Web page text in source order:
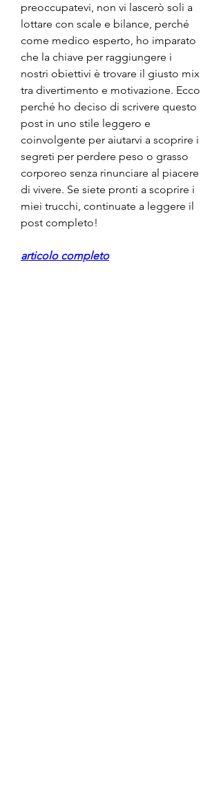
preoccupatevi, non vi lascerò soli a
lottare con scale e bilance, perché
come medico esperto, ho imparato
che la chiave per raggiungere i
nostri obiettivi è trovare il giusto mix
tra divertimento e motivazione. Ecco
perché ho deciso di scrivere questo
post in uno stile leggero e
coinvolgente per aiutarvi a scoprire i
segreti per perdere peso o grasso
corporeo senza rinunciare al piacere
di vivere. Se siete pronti a scoprire i
miei trucchi, continuate a leggere il
post completo!
articolo completo